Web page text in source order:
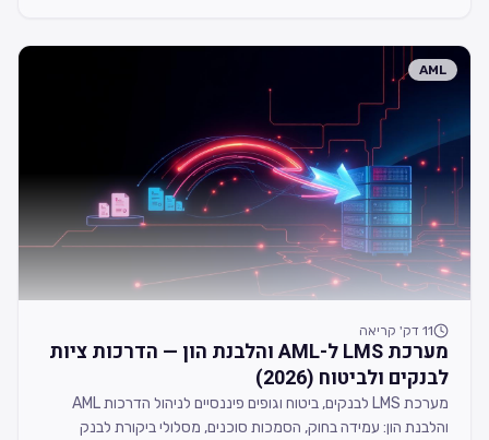
AML
11 דק' קריאה
מערכת LMS ל-AML והלבנת הון — הדרכות ציות
לבנקים ולביטוח (2026)
מערכת LMS לבנקים, ביטוח וגופים פיננסיים לניהול הדרכות AML
והלבנת הון: עמידה בחוק, הסמכות סוכנים, מסלולי ביקורת לבנק